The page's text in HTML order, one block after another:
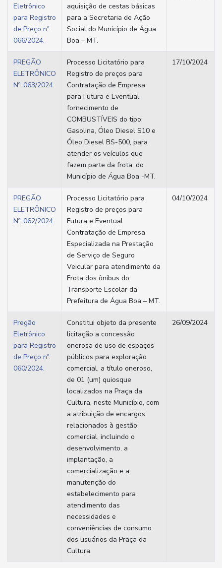
Eletrônico
para Registro
de Preço nº.
066/2024.
aquisição de cestas básicas
para a Secretaria de Ação
Social do Município de Água
Boa – MT.
PREGÃO
ELETRÔNICO
Nº. 063/2024
Processo Licitatório para
Registro de preços para
Contratação de Empresa
para Futura e Eventual
fornecimento de
COMBUSTÍVEIS do tipo:
Gasolina, Óleo Diesel S10 e
Óleo Diesel BS-500, para
atender os veículos que
fazem parte da frota, do
Município de Água Boa -MT.
17/10/2024
PREGÃO
ELETRÔNICO
Nº. 062/2024.
Processo Licitatório para
Registro de preços para
Futura e Eventual
Contratação de Empresa
Especializada na Prestação
de Serviço de Seguro
Veicular para atendimento da
Frota dos ônibus do
Transporte Escolar da
Prefeitura de Água Boa – MT.
04/10/2024
Pregão
Eletrônico
para Registro
de Preço nº.
060/2024.
Constitui objeto da presente
licitação a concessão
onerosa de uso de espaços
públicos para exploração
comercial, a título oneroso,
de 01 (um) quiosque
localizados na Praça da
Cultura, neste Município, com
a atribuição de encargos
relacionados à gestão
comercial, incluindo o
desenvolvimento, a
implantação, a
comercialização e a
manutenção do
estabelecimento para
atendimento das
necessidades e
conveniências de consumo
dos usuários da Praça da
Cultura.
26/09/2024